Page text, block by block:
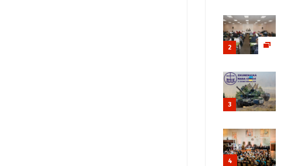
2
3
4